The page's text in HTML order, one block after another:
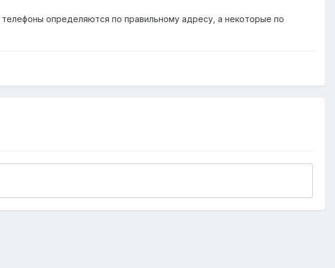
определяются по правильному адресу, а некоторые по